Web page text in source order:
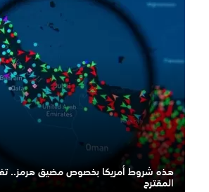
هذه شروط أمريكا بخصوص مضيق هرمز..
المقترح